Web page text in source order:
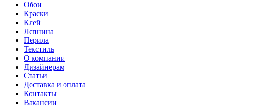
Обои
Краски
Клей
Лепнина
Перила
Текстиль
О компании
Дизайнерам
Статьи
Доставка и оплата
Контакты
Вакансии